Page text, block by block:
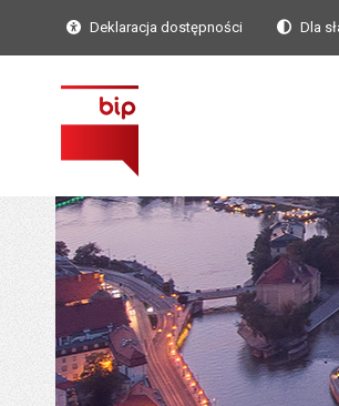
Deklaracja dostępności Dla